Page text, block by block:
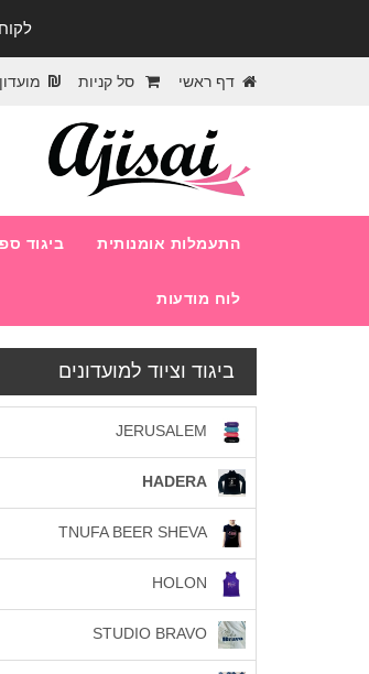
לקוחות
דף ראשי סל קניות
התעמלות אומנותית ביגוד
לוח מודעות
ביגוד וציוד למועדונים